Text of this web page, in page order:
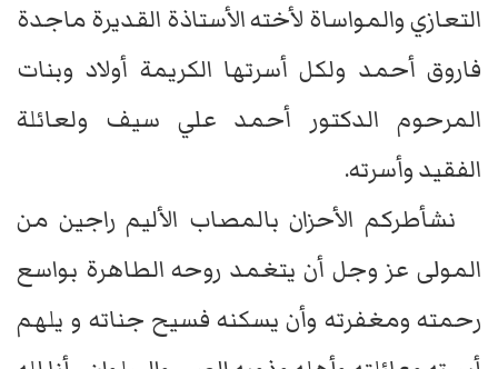
التعازي والمواساة لأخته الأستاذة القديرة ماجدة
فاروق أحمد ولكل أسرتها الكريمة أولاد وبنات
المرحوم الدكتور أحمد علي سيف ولعائلة
الفقيد وأسرته.
نشأطركم الأحزان بالمصاب الأليم راجين من
المولى عز وجل أن يتغمد روحه الطاهرة بواسع
رحمته ومغفرته وأن يسكنه فسيح جناته و يلهم